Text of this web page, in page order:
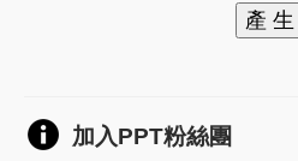
產 生
加入PPT粉絲團